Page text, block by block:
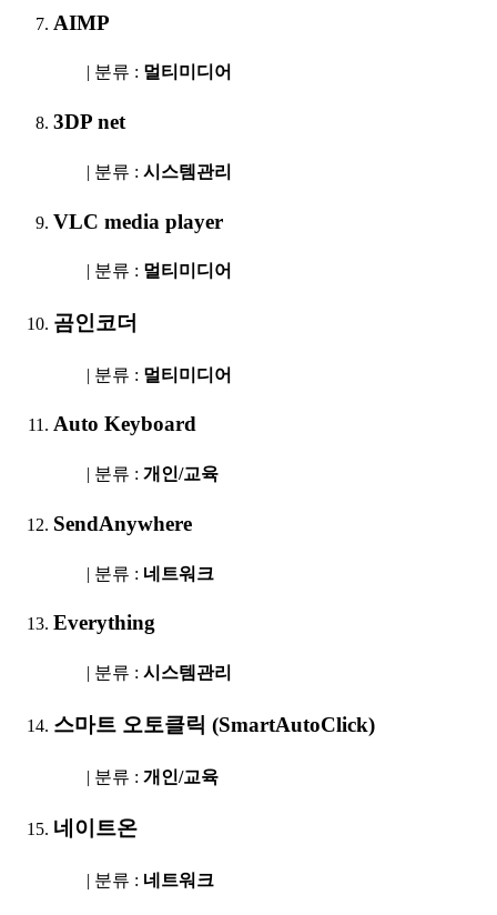
AIMP
| 분류 : 멀티미디어
3DP net
| 분류 : 시스템관리
VLC media player
| 분류 : 멀티미디어
곰인코더
| 분류 : 멀티미디어
Auto Keyboard
| 분류 : 개인/교육
SendAnywhere
| 분류 : 네트워크
Everything
| 분류 : 시스템관리
스마트 오토클릭 (SmartAutoClick)
| 분류 : 개인/교육
네이트온
| 분류 : 네트워크